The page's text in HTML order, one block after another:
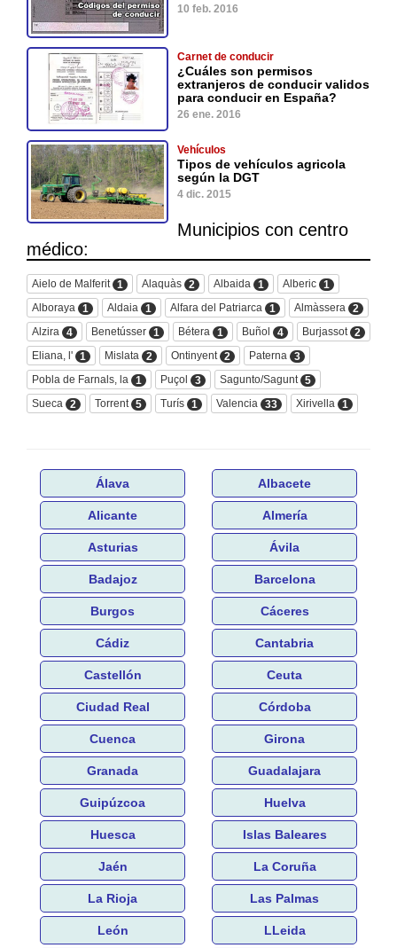
10 feb. 2016
Carnet de conducir
¿Cuáles son permisos
extranjeros de conducir validos
para conducir en España?
26 ene. 2016
Vehículos
Tipos de vehículos agricola
según la DGT
4 dic. 2015
Municipios con centro
médico:
Aielo de Malferit 1 Alaquàs 2 Albaida 1 Alberic 1
Alboraya
1 Aldaia 1 Alfara del Patriarca 1 Almàssera
2
Alzira
4 Benetússer 1 Bétera 1 Buñol 4 Burjassot 2
Eliana, l' 1 Mislata 2 Ontinyent 2 Paterna
3
Pobla de Farnals, la
1 Puçol 3 Sagunto/Sagunt 5
Sueca
2 Torrent 5 Turís 1 Valencia 33 Xirivella 1
Álava Albacete
Alicante Almería
Asturias Ávila
Badajoz Barcelona
Burgos Cáceres
Cádiz Cantabria
Castellón Ceuta
Ciudad Real Córdoba
Cuenca Girona
Granada Guadalajara
Guipúzcoa Huelva
Huesca Islas Baleares
Jaén La Coruña
La Rioja Las Palmas
León LLeida